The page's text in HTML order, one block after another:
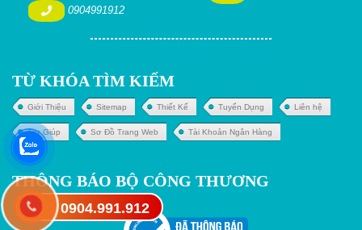
0904991912
TỪ KHÓA TÌM KIẾM
Giới Thiệu Sitemap Thiết Kế Tuyển Dụng Liên hệ
Trợ Giúp Sơ Đồ Trang Web Tài Khoản Ngân Hàng
THÔNG BÁO BỘ CÔNG THƯƠNG
0904.991.912